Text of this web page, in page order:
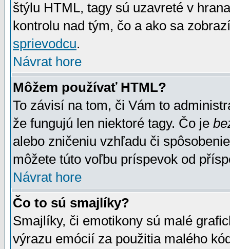
štýlu HTML, tagy sú uzavreté v
kontrolu nad tým, čo a ako sa
sprievodcu.
Návrat hore
Môžem používať HTML?
To závisí na tom, či Vám to
že fungujú len niektoré tagy. Čo je
alebo zničeniu vzhľadu či
môžete túto voľbu príspevok od
Návrat hore
Čo to sú smajlíky?
Smajlíky, či emotikony sú malé
výrazu emócií za použitia malého